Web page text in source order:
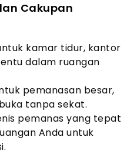
Cakupan
kamar tidur, kantor
dalam ruangan
pemanasan besar,
tanpa sekat.
pemanas yang tepat
Anda untuk